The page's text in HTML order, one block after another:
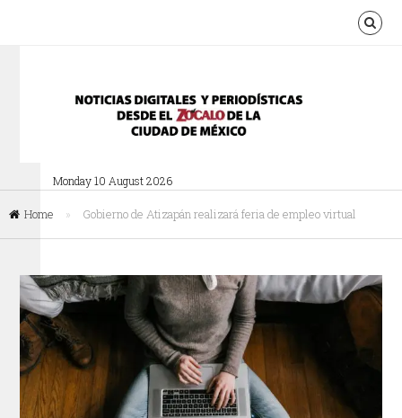
Monday 10 August 2026
Home » Gobierno de Atizapán realizará feria de empleo virtual